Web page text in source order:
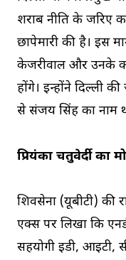
शराब नीति के जरिए
छापेमारी की है। इस
केजरीवाल और उनके
होंगे। इन्होंने दिल्ली
से संजय सिंह का नाम
प्रियंका चतुवेर्दी का
शिवसेना (यूबीटी) की
एक्स पर लिखा कि
सहयोगी ईडी, आईटी,